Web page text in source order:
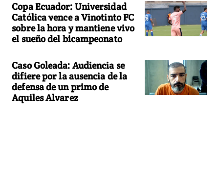
Copa Ecuador: Universidad
Católica vence a Vinotinto FC
sobre la hora y mantiene vivo
el sueño del bicampeonato
Caso Goleada: Audiencia se
difiere por la ausencia de la
defensa de un primo de
Aquiles Alvarez